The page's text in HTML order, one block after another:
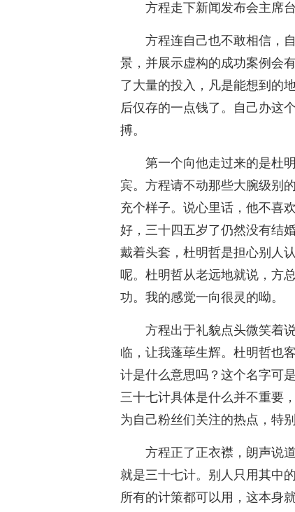
方程走下新闻发布会主席
方程连自己也不敢相信，
景，并展示虚构的成功案例会
了大量的投入，凡是能想到的
后仅存的一点钱了。自己办这
搏。
第一个向他走过来的是杜
宾。方程请不动那些大腕级别
充个样子。说心里话，他不喜
好，三十四五岁了仍然没有结
戴着头套，杜明哲是担心别人
呢。杜明哲从老远地就说，方
功。我的感觉一向很灵的呦。
方程出于礼貌点头微笑着
临，让我蓬荜生辉。杜明哲也
计是什么意思吗？这个名字可
三十七计具体是什么并不重要
为自己粉丝们关注的热点，特
方程正了正衣襟，朗声说
就是三十七计。别人只用其中
所有的计策都可以用，这本身